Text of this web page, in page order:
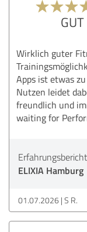
GUT
Wirklich guter
Apps ist etwas
Nutzen leidet
freundlich und
waiting for
ELIXIA Hamburg
01.07.2026 S R.